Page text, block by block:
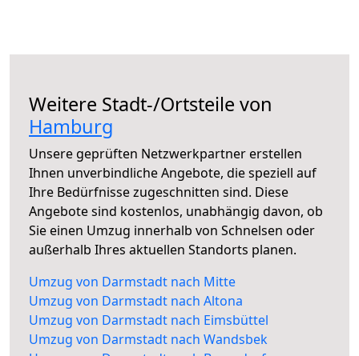
Weitere Stadt-/Ortsteile von
Hamburg
Unsere geprüften Netzwerkpartner erstellen
Ihnen unverbindliche Angebote, die speziell auf
Ihre Bedürfnisse zugeschnitten sind. Diese
Angebote sind kostenlos, unabhängig davon, ob
Sie einen Umzug innerhalb von Schnelsen oder
außerhalb Ihres aktuellen Standorts planen.
Umzug von Darmstadt nach Mitte
Umzug von Darmstadt nach Altona
Umzug von Darmstadt nach Eimsbüttel
Umzug von Darmstadt nach Wandsbek